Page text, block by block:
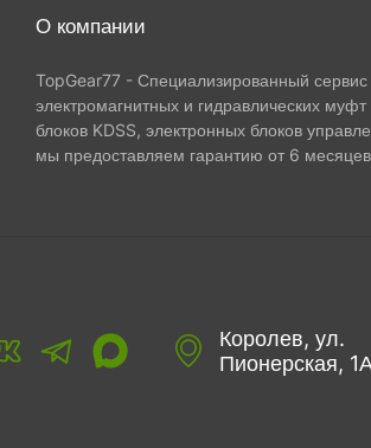
О компании
TopGear77 - Специализированный сервис
электромагнитных и гидравлических
блоков KDSS, электронных блоков
мы предоставляем гарантию от 6
Королев, ул.
Пионерская,